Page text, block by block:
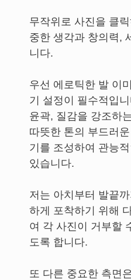
무작위로 사진을 클
중한 생각과 창의력,
니다.
우선 에로틱한 발 이
기 설정이 필수적입
윤곽, 질감을 강조하
따뜻한 톤의 부드러
기를 조성하여 관능
있습니다.
저는 아치부터 발끝
하게 포착하기 위해
여 각 사진이 거부할
도록 합니다.
또 다른 중요한 측면